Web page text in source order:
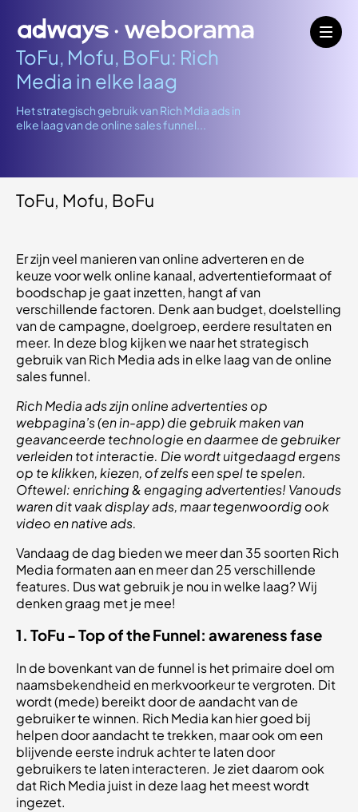
ToFu, Mofu, BoFu: Rich
Media in elke laag
Het strategisch gebruik van Rich Mdia ads in
elke laag van de online sales funnel...
ToFu, Mofu, BoFu
Er zijn veel manieren van online adverteren en de
keuze voor welk online kanaal, advertentieformaat of
boodschap je gaat inzetten, hangt af van
verschillende factoren. Denk aan budget, doelstelling
van de campagne, doelgroep, eerdere resultaten en
meer. In deze blog kijken we naar het strategisch
gebruik van Rich Media ads in elke laag van de online
sales funnel.
Rich Media ads zijn online advertenties op
webpagina’s (en in-app) die gebruik maken van
geavanceerde technologie en daarmee de gebruiker
verleiden tot interactie. Die wordt uitgedaagd ergens
op te klikken, kiezen, of zelfs een spel te spelen.
Oftewel: enriching & engaging advertenties! Vanouds
waren dit vaak display ads, maar tegenwoordig ook
video en native ads.
Vandaag de dag bieden we meer dan 35 soorten Rich
Media formaten aan en meer dan 25 verschillende
features. Dus wat gebruik je nou in welke laag? Wij
denken graag met je mee!
1. ToFu - Top of the Funnel: awareness fase
In de bovenkant van de funnel is het primaire doel om
naamsbekendheid en merkvoorkeur te vergroten. Dit
wordt (mede) bereikt door de aandacht van de
gebruiker te winnen. Rich Media kan hier goed bij
helpen door aandacht te trekken, maar ook om een
blijvende eerste indruk achter te laten door
gebruikers te laten interacteren. Je ziet daarom ook
dat Rich Media juist in deze laag het meest wordt
ingezet.